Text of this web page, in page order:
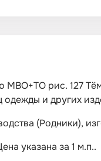
рис. 127
и других
(Родники),
указана за 1 м.п..